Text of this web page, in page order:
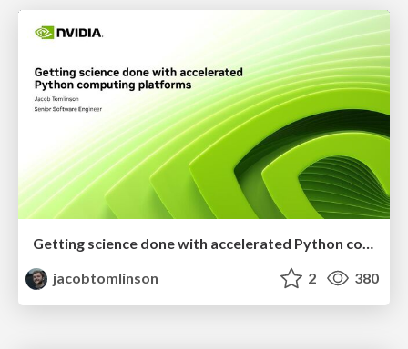
jacobtomlinson
2 380